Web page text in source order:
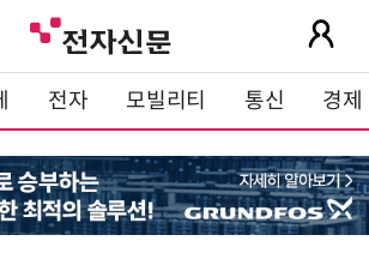
전자 모빌리티 통신 경제